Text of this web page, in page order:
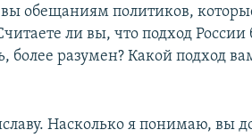
обещаниям политиков,
ли вы, что подход
разумен? Какой подход
Насколько я понимаю, вы